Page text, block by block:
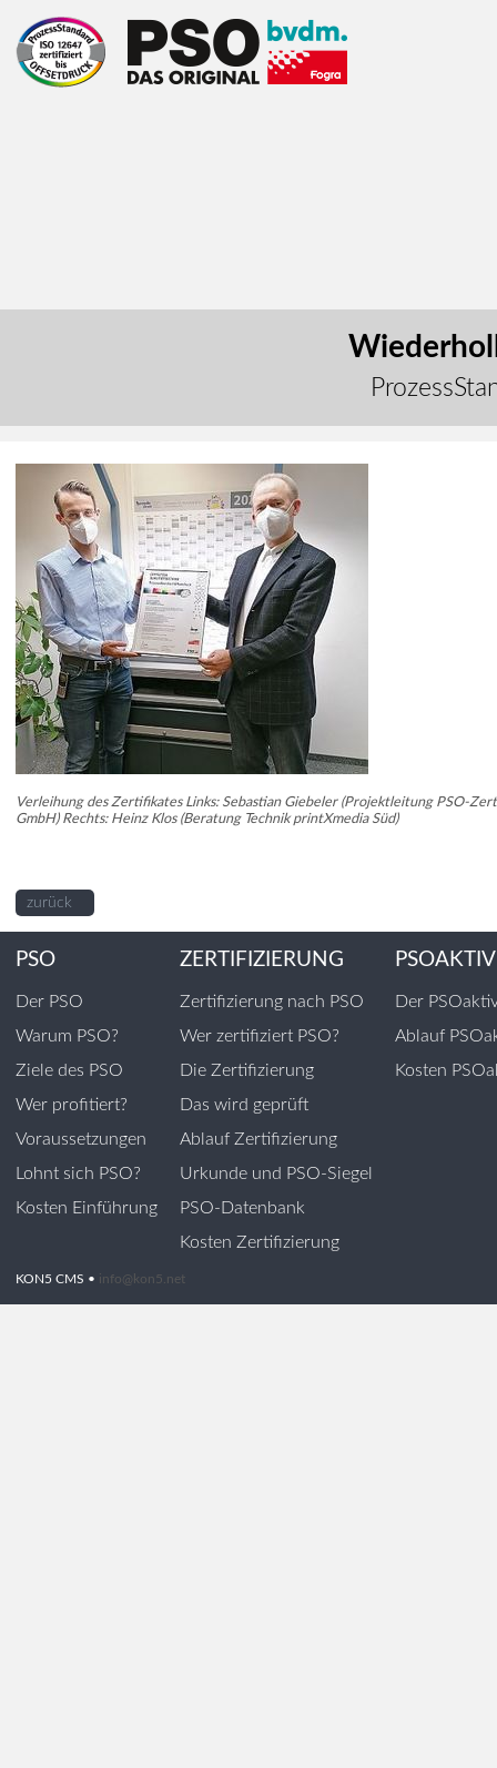
Verleihung des Zertifikates Links: Sebastian Giebeler (Projektleitung PSO-
GmbH) Rechts: Heinz Klos (Beratung Technik printXmedia Süd)
zurück
PSO
Der PSO
Warum PSO?
Ziele des PSO
Wer profitiert?
Voraussetzungen
Lohnt sich PSO?
Kosten Einführung
ZERTIFIZIERUNG
Zertifizierung nach PSO
Wer zertifiziert PSO?
Die Zertifizierung
Das wird geprüft
Ablauf Zertifizierung
Urkunde und PSO-Siegel
PSO-Datenbank
Kosten Zertifizierung
PSOAKTIV
Der
Ablauf
Kosten
KON5 CMS • info@kon5.net